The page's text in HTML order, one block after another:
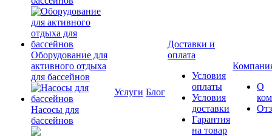
Оборудование для
активного отдыха
для бассейнов
Насосы для
бассейнов
Услуги Блог
Доставки и
оплата
Условия
оплаты
Условия
доставки
Гарантия
на товар
О